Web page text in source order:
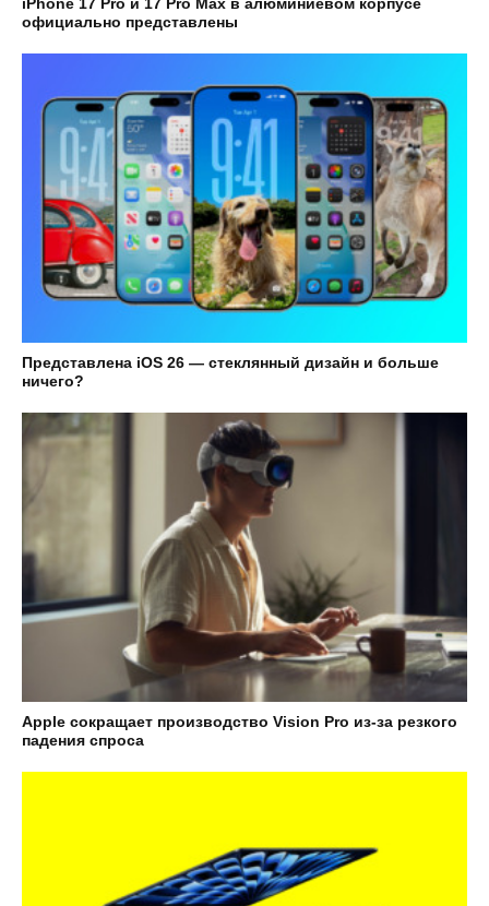
официально представлены
Представлена iOS 26 — стеклянный дизайн и больше
ничего?
Apple сокращает производство Vision Pro из-за резкого
падения спроса